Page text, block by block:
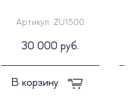
Артикул: ZU1500
30 000 руб.
В корзину